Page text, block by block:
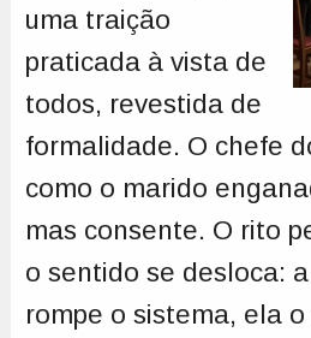
uma traição
praticada à vista de
todos, revestida de
formalidade. O chefe
como o marido
mas consente. O rito
o sentido se desloca:
rompe o sistema, ela